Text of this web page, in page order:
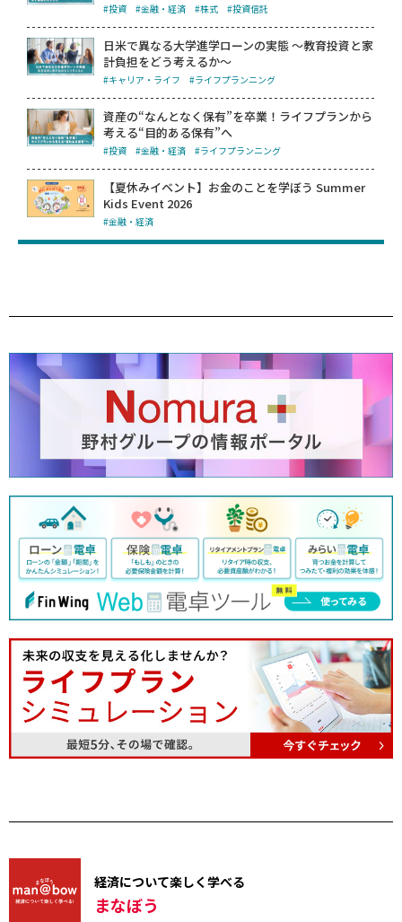
#投資 #金融・経済 #株式 #投資信託
日米で異なる大学進学ローンの実態 ～教育投資と家
計負担をどう考えるか～
#キャリア・ライフ #ライフプランニング
資産の“なんとなく保有”を卒業！ライフプランから
考える“目的ある保有”へ
#投資 #金融・経済 #ライフプランニング
【夏休みイベント】お金のことを学ぼう Summer
Kids Event 2026
#金融・経済
経済について楽しく学べる
まなぼう